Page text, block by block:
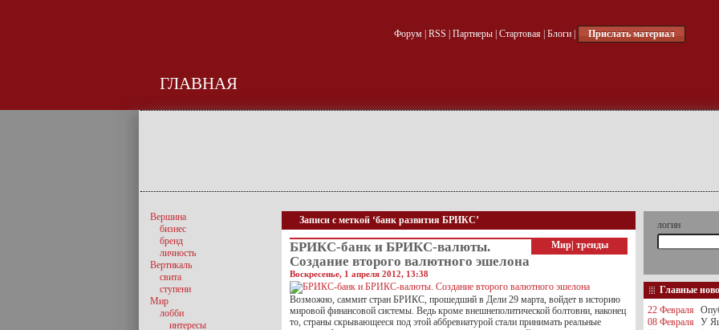
Форум| RSS Партнеры| Стартовая| Блоги| Прислать материал
ГЛАВНАЯ
Записи с меткой ‘банк развития БРИКС’
Мир| тренды
БРИКС-банк и БРИКС-валюты.
Создание второго валютного эшелона
Воскресенье, 1 апреля 2012, 13:38
Возможно, саммит стран БРИКС, прошедший в Дели 29 марта, войдет в историю
мировой финансовой системы. Ведь кроме внешнеполитической болтовни, наконец
то, страны скрывающееся под этой аббревиатурой стали принимать реальные
Вершина
бизнес
бренд
личность
Вертикаль
свита
ступени
Мир
лобби
интересы
логин
Главные
22 Февраля
08 Февраля
У